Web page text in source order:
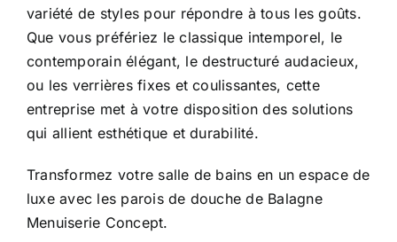
variété de styles pour répondre à tous les goûts.
Que vous préfériez le classique intemporel, le
contemporain élégant, le destructuré audacieux,
ou les verrières fixes et coulissantes, cette
entreprise met à votre disposition des solutions
qui allient esthétique et durabilité.
Transformez votre salle de bains en un espace de
luxe avec les parois de douche de Balagne
Menuiserie Concept.